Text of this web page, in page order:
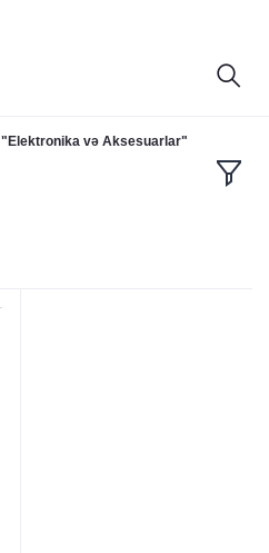
"Elektronika və Aksesuarlar"